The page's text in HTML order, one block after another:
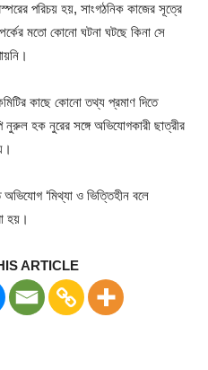
পরিচয় হয়, সাংগঠনিক কাজের সূত্রে
মতো কোনো ঘটনা ঘটছে কিনা সে
কাছে কোনো তথ্য প্রমাণ দিতে
নুরুল হক নুরের সঙ্গে অভিযোগকারী ছাত্রীর
অভিযোগ ‘মিথ্যা ও ভিত্তিহীন বলে
হয়।
ARTICLE